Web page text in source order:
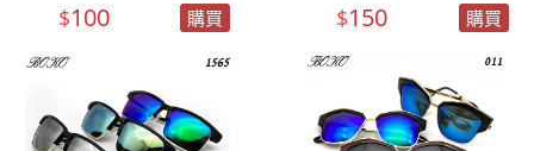
$100 購買 $150 購買